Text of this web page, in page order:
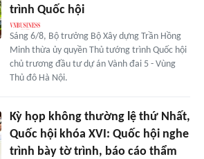
trình Quốc hội
Sáng 6/8, Bộ trưởng Bộ Xây dựng Trần Hồng
Minh thừa ủy quyền Thủ tướng trình Quốc hội
chủ trương đầu tư dự án Vành đai 5 - Vùng
Thủ đô Hà Nội.
Kỳ họp không thường lệ thứ Nhất,
Quốc hội khóa XVI: Quốc hội nghe
trình bày tờ trình, báo cáo thẩm